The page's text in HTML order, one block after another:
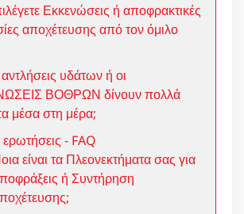
Εκκενώσεις ή αποφρακτικές
αποχέτευσης από τον όμιλο
αντλήσεις υδάτων ή οι
ΒΟΘΡΩΝ δίνουν πολλά
μέσα στη μέρα;
- FAQ
είναι τα Πλεονεκτήματα σας για
ή Συντήρηση